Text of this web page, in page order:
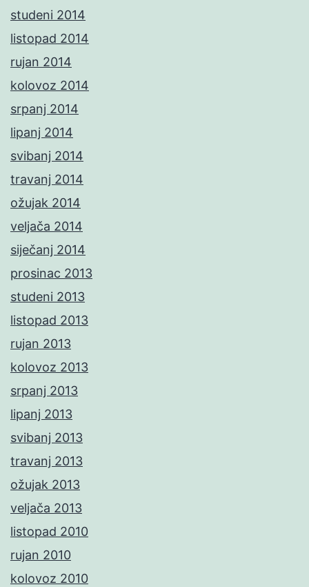
studeni 2014
listopad 2014
rujan 2014
kolovoz 2014
srpanj 2014
lipanj 2014
svibanj 2014
travanj 2014
ožujak 2014
veljača 2014
siječanj 2014
prosinac 2013
studeni 2013
listopad 2013
rujan 2013
kolovoz 2013
srpanj 2013
lipanj 2013
svibanj 2013
travanj 2013
ožujak 2013
veljača 2013
listopad 2010
rujan 2010
kolovoz 2010